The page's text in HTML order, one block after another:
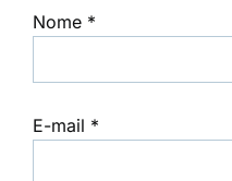
Nome *
E-mail *